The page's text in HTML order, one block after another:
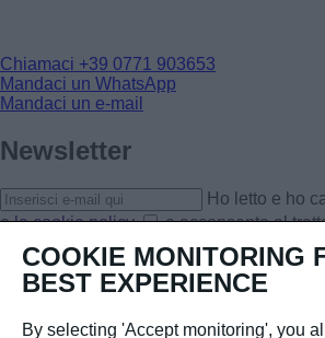
Chiamaci +39 0771 903653
Mandaci un WhatsApp
Mandaci un e-mail
Newsletter
Ho letto e ho
e la cookie policy
e acconsento al
Iscriviti
CHI SIAMO
COOKIE MONITORING
BEST EXPERIENCE
By selecting 'Accept monitoring', you